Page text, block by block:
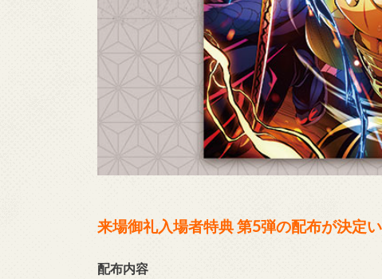
来場御礼入場者特典 第5弾の配布が決定い
配布内容